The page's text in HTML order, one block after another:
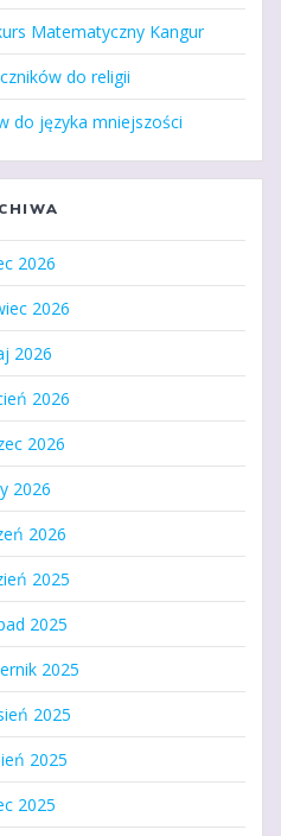
Matematyczny Kangur
do religii
do języka mniejszości
2026
2026
2026
2026
2026
2026
2026
2025
2025
2025
2025
2025
2025